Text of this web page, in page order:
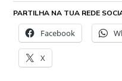
PARTILHA NA TUA REDE
Facebook
X